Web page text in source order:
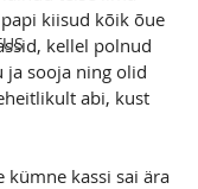
kiisud kõik õue
kellel polnud
ja sooja ning olid
abi, kust
kümne kassi sai ära